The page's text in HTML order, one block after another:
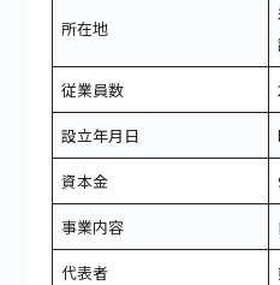
所在地
従業員数
設立年月日
資本金
事業内容
代表者